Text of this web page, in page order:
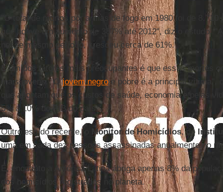
"O total de mortos por armas de fogo em 1980 foi de
que houve um aumento de 387% até 2012", diz o estudo.
nesse mesmo período, cresceu cerca de 61%."
E um dos fatores mais preocupantes é que essas mortes
mais jovens. "Ojovem negroe pobre é a principal vítima",
que apontam que os custos de saúde, economia e pelas
5% a 10% do PIB do país."
Outro estudo recente, o Monitor de Homicídios, do
uma em cada dez pessoas assassinadas anualmente no
E, enquanto a América Latina abriga apenas 8% da
dos homicídios registrados no planeta.